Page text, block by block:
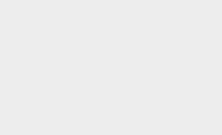
déroulent presque tous les weekends
au bord de la Moselle, durant toute
comme p.ex. Ironman,
artistes et créateurs, marché frais,
brocante, festival crémant et culture,